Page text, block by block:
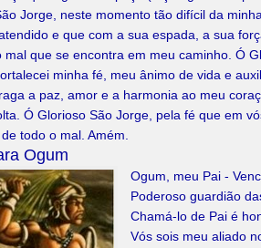
Jorge, neste momento tão difícil da
e que com a sua espada, a sua
mal que se encontra em meu caminho. Ó
minha fé, meu ânimo de vida e
a paz, amor e a harmonia ao meu
Ó Glorioso São Jorge, pela fé que em
todo o mal. Amém.
Ogum
Ogum, meu Pai -
Poderoso guardião
Chamá-lo de Pai é
Vós sois meu aliado